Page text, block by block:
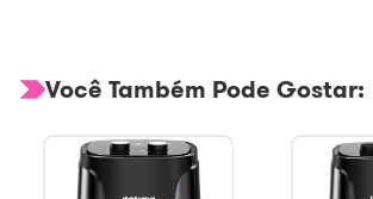
Você Também Pode Gostar: